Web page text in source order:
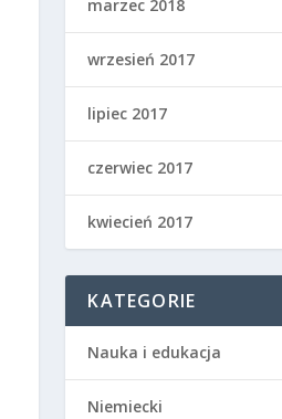
marzec 2018
wrzesień 2017
lipiec 2017
czerwiec 2017
kwiecień 2017
KATEGORIE
Nauka i edukacja
Niemiecki